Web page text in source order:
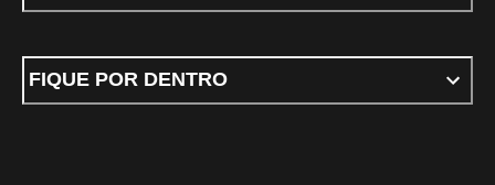
FIQUE POR DENTRO